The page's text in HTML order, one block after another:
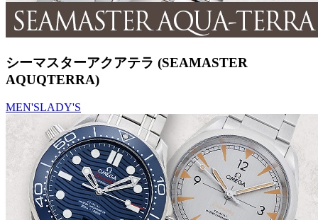
シーマスターアクアテラ (SEAMASTER
AQUQTERRA)
MEN'SLADY'S